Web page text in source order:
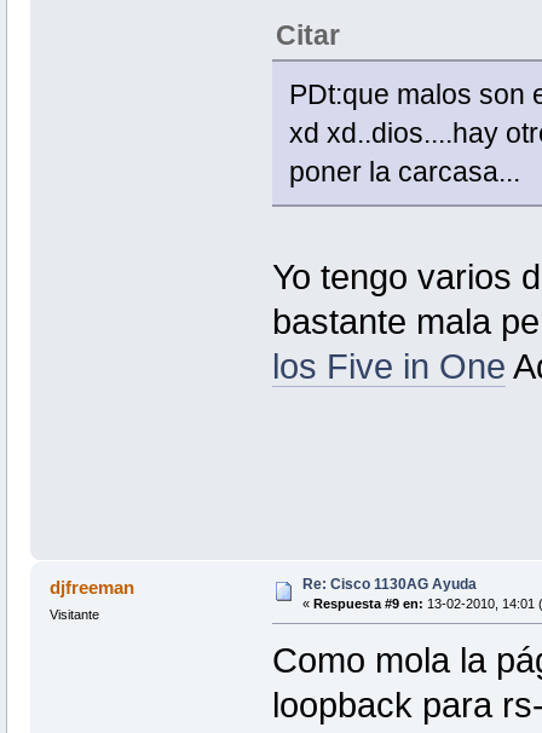
Citar
PDt:que malos son
xd xd..dios....hay
poner la carcasa...
Yo tengo varios
bastante mala
los Five in One
djfreeman
Visitante
Re: Cisco 1130AG Ayuda
« Respuesta #9 en: 13-02-2010, 14:01
Como mola la
loopback para